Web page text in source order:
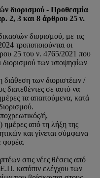
διορισμού - Προθεσμία
2, 3 και 8 άρθρου 25 ν.
διορισμού, με τις
τροποποιούνται οι
25 του ν. 4765/2021 που
διορισμού των υποψηφίων
των διοριστέων /
διατεθέντες σε αυτό να
τα απαιτούμενα, κατά
ή,
ημέρες από τη λήξη της
και γίνεται σύμφωνα
φορέα.
στις νέες θέσεις από
κατόπιν ελέγχου των